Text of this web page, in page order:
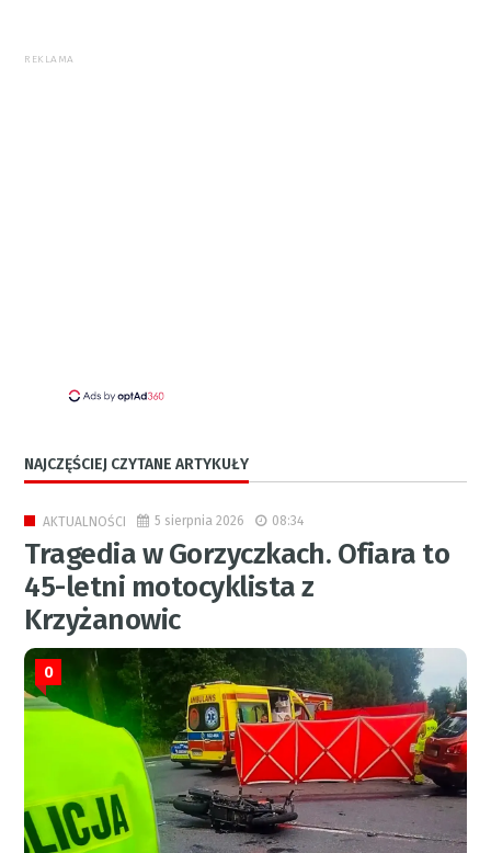
REKLAMA
NAJCZĘŚCIEJ CZYTANE ARTYKUŁY
AKTUALNOŚCI 5 sierpnia 2026 08:34
Tragedia w Gorzyczkach. Ofiara to
45-letni motocyklista z
Krzyżanowic
0